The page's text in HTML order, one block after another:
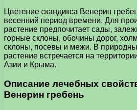
Цветение скандикса Венерин
весенний период времени. Для
растение предпочитает сады,
горные склоны, обочины дорог,
склоны, посевы и межи. В
растение встречается на
Азии и Крыма.
Описание лечебных
Венерин гребень